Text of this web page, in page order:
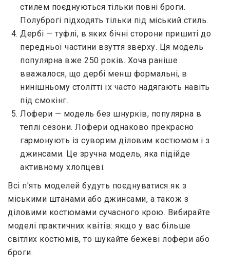
стилем поєднуються тільки повні броги.
Полуброгі підходять тільки під міський стиль.
Дербі — туфлі, в яких бічні сторони пришиті до
передньої частини взуття зверху. Ця модель
популярна вже 250 років. Хоча раніше
вважалося, що дербі менш формальні, в
нинішньому столітті їх часто надягають навіть
під смокінг.
Лофери — модель без шнурків, популярна в
теплі сезони. Лофери однаково прекрасно
гармонують із суворим діловим костюмом і з
джинсами. Це зручна модель, яка підійде
активному хлопцеві.
Всі п'ять моделей будуть поєднуватися як з
міськими штанами або джинсами, а також з
діловими костюмами сучасного крою. Вибирайте
моделі практичних квітів: якщо у вас більше
світлих костюмів, то шукайте бежеві лофери або
броги.